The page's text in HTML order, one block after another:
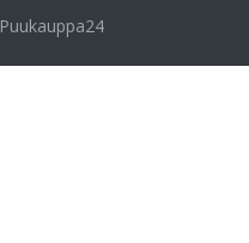
Puukauppa24